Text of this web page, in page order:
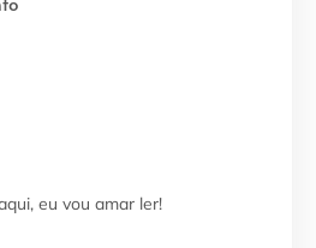
eu vou amar ler!